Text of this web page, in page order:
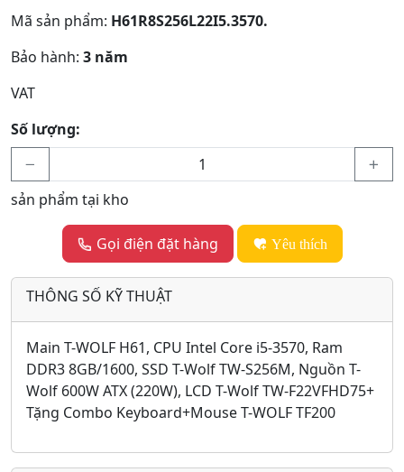
Mã sản phẩm: H61R8S256L22I5.3570.
Bảo hành: 3 năm
VAT
Số lượng:
sản phẩm tại kho
Gọi điện đặt hàng Yêu thích
THÔNG SỐ KỸ THUẬT
Main T-WOLF H61, CPU Intel Core i5-3570, Ram
DDR3 8GB/1600, SSD T-Wolf TW-S256M, Nguồn T-
Wolf 600W ATX (220W), LCD T-Wolf TW-F22VFHD75+
Tặng Combo Keyboard+Mouse T-WOLF TF200